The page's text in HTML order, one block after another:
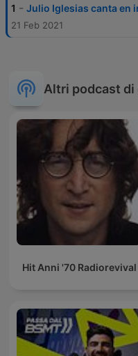
1 - Julio Iglesias canta en
21 Feb 2021
Altri podcast di
Hit Anni '70 Radiorevival